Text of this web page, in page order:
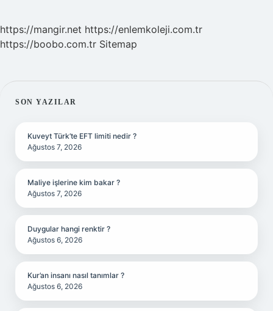
https://mangir.net https://enlemkoleji.com.tr
https://boobo.com.tr Sitemap
SIDEBAR
SON YAZILAR
Kuveyt Türk’te EFT limiti nedir ?
Ağustos 7, 2026
Maliye işlerine kim bakar ?
Ağustos 7, 2026
Duygular hangi renktir ?
Ağustos 6, 2026
Kur’an insanı nasıl tanımlar ?
Ağustos 6, 2026